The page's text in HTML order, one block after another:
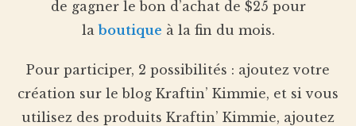
de gagner le bon d’achat de $25 pour
laboutique à la fin du mois.
Pour participer, 2 possibilités : ajoutez votre
création sur le blog Kraftin’ Kimmie, et si vous
utilisez des produits Kraftin’ Kimmie, ajoutez